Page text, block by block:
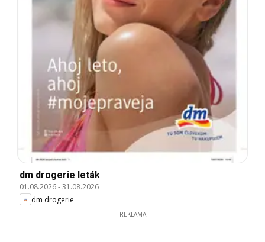
dm drogerie leták
01.08.2026-31.08.2026
dm drogerie
REKLAMA